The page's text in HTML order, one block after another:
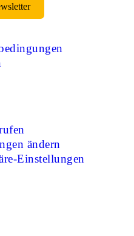
ändern
Einstellungen